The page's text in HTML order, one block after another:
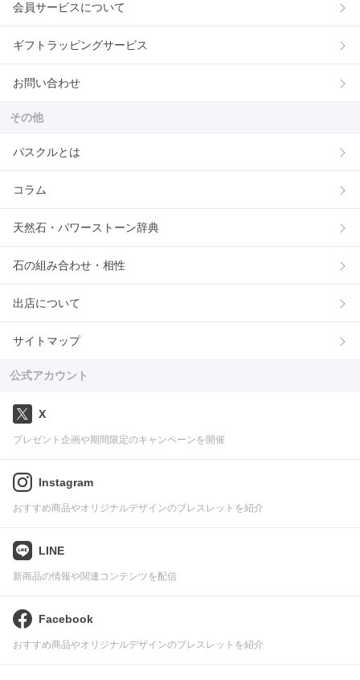
会員サービスについて
ギフトラッピングサービス
お問い合わせ
その他
パスクルとは
コラム
天然石・パワーストーン辞典
石の組み合わせ・相性
出店について
サイトマップ
公式アカウント
X
プレゼント企画や期間限定のキャンペーンを開催
Instagram
おすすめ商品やオリジナルデザインのブレスレットを紹介
LINE
新商品の情報や関連コンテンツを配信
Facebook
おすすめ商品やオリジナルデザインのブレスレットを紹介